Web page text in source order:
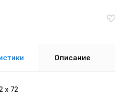
Описание
x 72